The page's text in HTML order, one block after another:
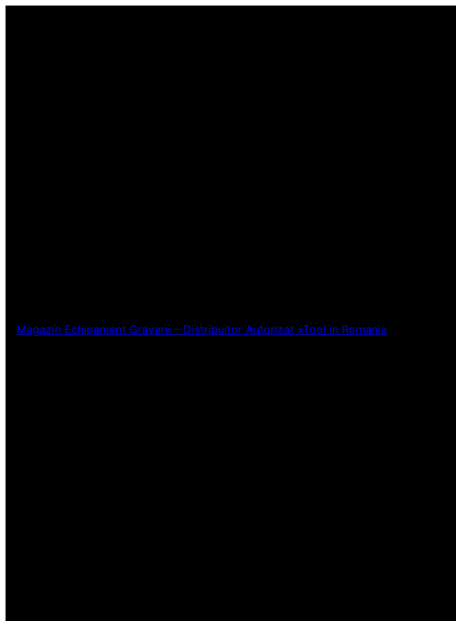
Magazin Echipament Gravare – Distribuitor Autorizat xTool in Romania